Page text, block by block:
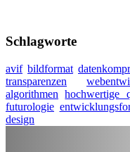
Schlagworte
avif bildformat
transparenzen
algorithmen
hochwertige
futurologie
design